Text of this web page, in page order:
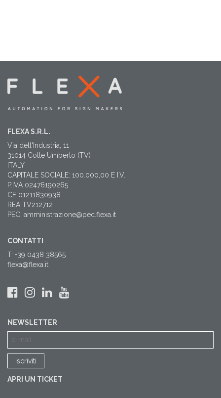
FLEXA S.R.L.
Via dell'Industria, 11
31014 Colle Umberto (TV)
ITALY
CAPITALE SOCIALE: 100.000,00 E I.V.
P.IVA 02476190265
CF 01211830938
REA TV212712
PEC: amministrazione@pec.flexa.it
CONTATTI
T: +39 0438 38565
flexa@flexa.it
NEWSLETTER
APRI UN TICKET